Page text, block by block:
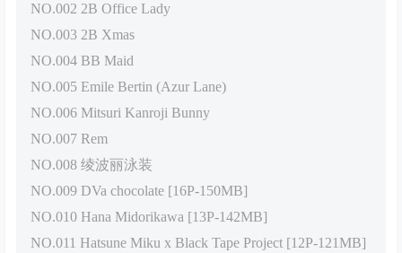
NO.002 2B Office Lady
NO.003 2B Xmas
NO.004 BB Maid
NO.005 Emile Bertin (Azur Lane)
NO.006 Mitsuri Kanroji Bunny
NO.007 Rem
NO.008 绫波丽泳装
NO.009 DVa chocolate [16P-150MB]
NO.010 Hana Midorikawa [13P-142MB]
NO.011 Hatsune Miku x Black Tape Project [12P-121MB]